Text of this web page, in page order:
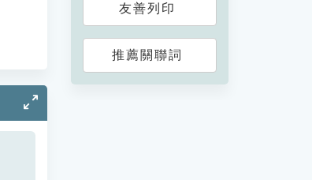
友善列印
推薦關聯詞